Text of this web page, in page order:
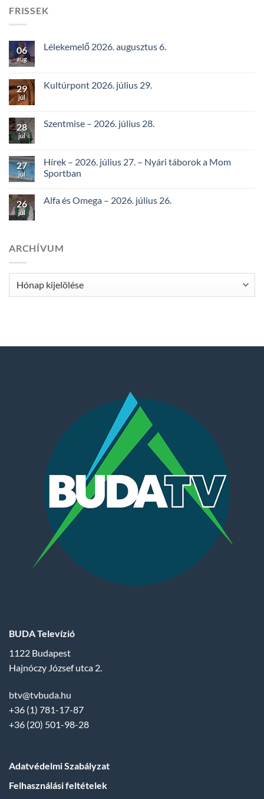
FRISSEK
06
aug
Lélekemelő 2026. augusztus 6.
29
júl
Kultúrpont 2026. július 29.
28
júl
Szentmise – 2026. július 28.
27
júl
Hírek – 2026. július 27. – Nyári táborok a Mom
Sportban
26
júl
Alfa és Omega – 2026. július 26.
ARCHÍVUM
Archívum
BUDA Televízió
1122 Budapest
Hajnóczy József utca 2.
btv@tvbuda.hu
+36 (1) 781-17-87
+36 (20) 501-98-28
Adatvédelmi Szabályzat
Felhasználási feltételek